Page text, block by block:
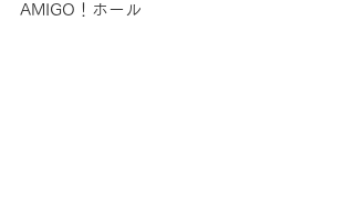
AMIGO！ホール